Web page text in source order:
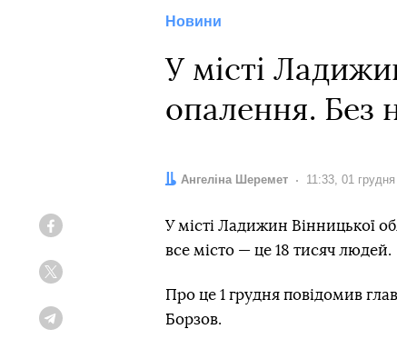
Новини
У місті
опалення. Без
Автор:
Ангеліна Шеремет Дата:
11:33, 01
У місті Ладижин Вінницької
все місто — це 18 тисяч людей.
Про це 1 грудня повідомив
Борзов.